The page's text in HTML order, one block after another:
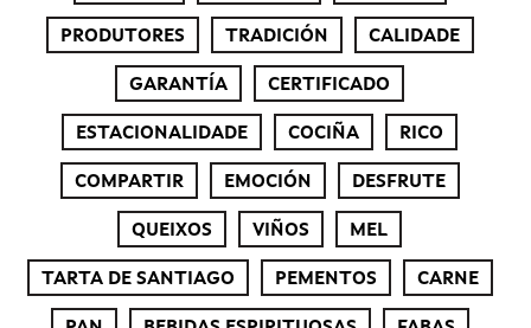
PRODUTORES TRADICIÓN CALIDADE
GARANTÍA CERTIFICADO
ESTACIONALIDADE COCIÑA RICO
COMPARTIR EMOCIÓN DESFRUTE
QUEIXOS VIÑOS MEL
TARTA DE SANTIAGO PEMENTOS CARNE